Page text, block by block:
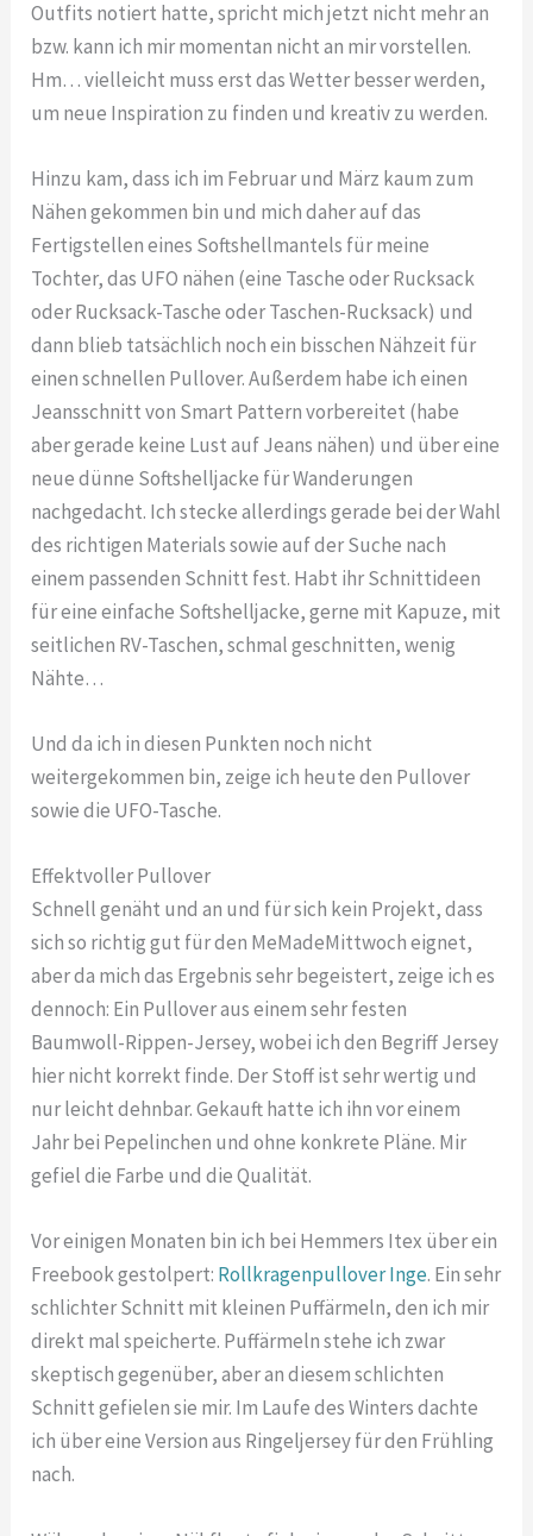
Outfits notiert hatte, spricht mich jetzt nicht mehr an
bzw. kann ich mir momentan nicht an mir vorstellen.
Hm… vielleicht muss erst das Wetter besser werden,
um neue Inspiration zu finden und kreativ zu werden.
Hinzu kam, dass ich im Februar und März kaum zum
Nähen gekommen bin und mich daher auf das
Fertigstellen eines Softshellmantels für meine
Tochter, das UFO nähen (eine Tasche oder Rucksack
oder Rucksack-Tasche oder Taschen-Rucksack) und
dann blieb tatsächlich noch ein bisschen Nähzeit für
einen schnellen Pullover. Außerdem habe ich einen
Jeansschnitt von Smart Pattern vorbereitet (habe
aber gerade keine Lust auf Jeans nähen) und über eine
neue dünne Softshelljacke für Wanderungen
nachgedacht. Ich stecke allerdings gerade bei der Wahl
des richtigen Materials sowie auf der Suche nach
einem passenden Schnitt fest. Habt ihr Schnittideen
für eine einfache Softshelljacke, gerne mit Kapuze, mit
seitlichen RV-Taschen, schmal geschnitten, wenig
Nähte…
Und da ich in diesen Punkten noch nicht
weitergekommen bin, zeige ich heute den Pullover
sowie die UFO-Tasche.
Effektvoller Pullover
Schnell genäht und an und für sich kein Projekt, dass
sich so richtig gut für den MeMadeMittwoch eignet,
aber da mich das Ergebnis sehr begeistert, zeige ich es
dennoch: Ein Pullover aus einem sehr festen
Baumwoll-Rippen-Jersey, wobei ich den Begriff Jersey
hier nicht korrekt finde. Der Stoff ist sehr wertig und
nur leicht dehnbar. Gekauft hatte ich ihn vor einem
Jahr bei Pepelinchen und ohne konkrete Pläne. Mir
gefiel die Farbe und die Qualität.
Vor einigen Monaten bin ich bei Hemmers Itex über ein
Freebook gestolpert: Rollkragenpullover Inge. Ein sehr
schlichter Schnitt mit kleinen Puffärmeln, den ich mir
direkt mal speicherte. Puffärmeln stehe ich zwar
skeptisch gegenüber, aber an diesem schlichten
Schnitt gefielen sie mir. Im Laufe des Winters dachte
ich über eine Version aus Ringeljersey für den Frühling
nach.